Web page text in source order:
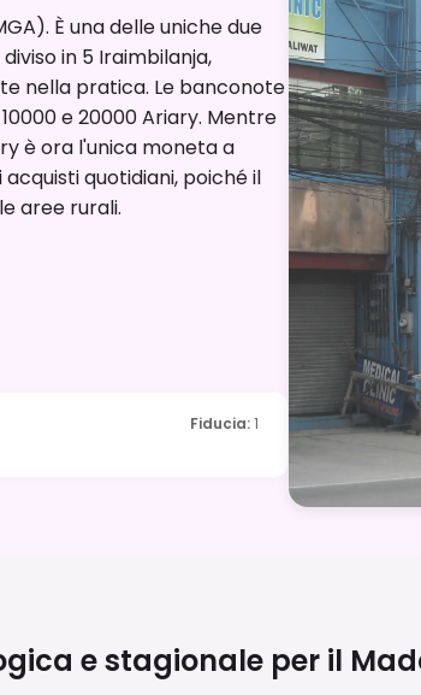
È una delle uniche due
in 5 Iraimbilanja,
nella pratica. Le banconote
e 20000 Ariary. Mentre
è ora l'unica moneta a
quotidiani, poiché il
aree rurali.
Fiducia:1
e stagionale per il